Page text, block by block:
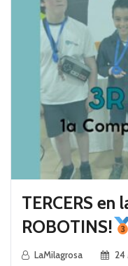
TERCERS
ROBOTINS!
LaMilagrosa
24